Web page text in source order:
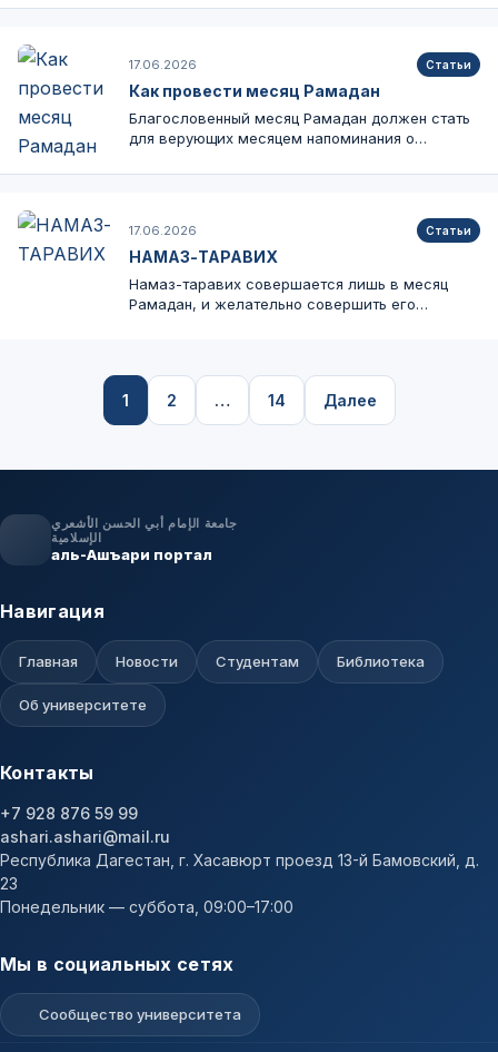
17.06.2026 Статьи
Как провести месяц Рамадан
Благословенный месяц Рамадан должен стать
для верующих месяцем напоминания о
17.06.2026 Статьи
НАМАЗ-ТАРАВИХ
Намаз-таравих совершается лишь в месяц
Рамадан, и желательно совершить его
Пагинация
записей
1 2 … 14 Далее
جامعة الإمام أبي الحسن الأشعري
الإسلامية
аль-Ашъари портал
Навигация
Главная Новости Студентам Библиотека
Об университете
Контакты
+7 928 876 59 99
ashari.ashari@mail.ru
Республика Дагестан, г. Хасавюрт проезд 13-й Бамовский, д.
23
Понедельник — суббота, 09:00–17:00
Мы в социальных сетях
Сообщество университета